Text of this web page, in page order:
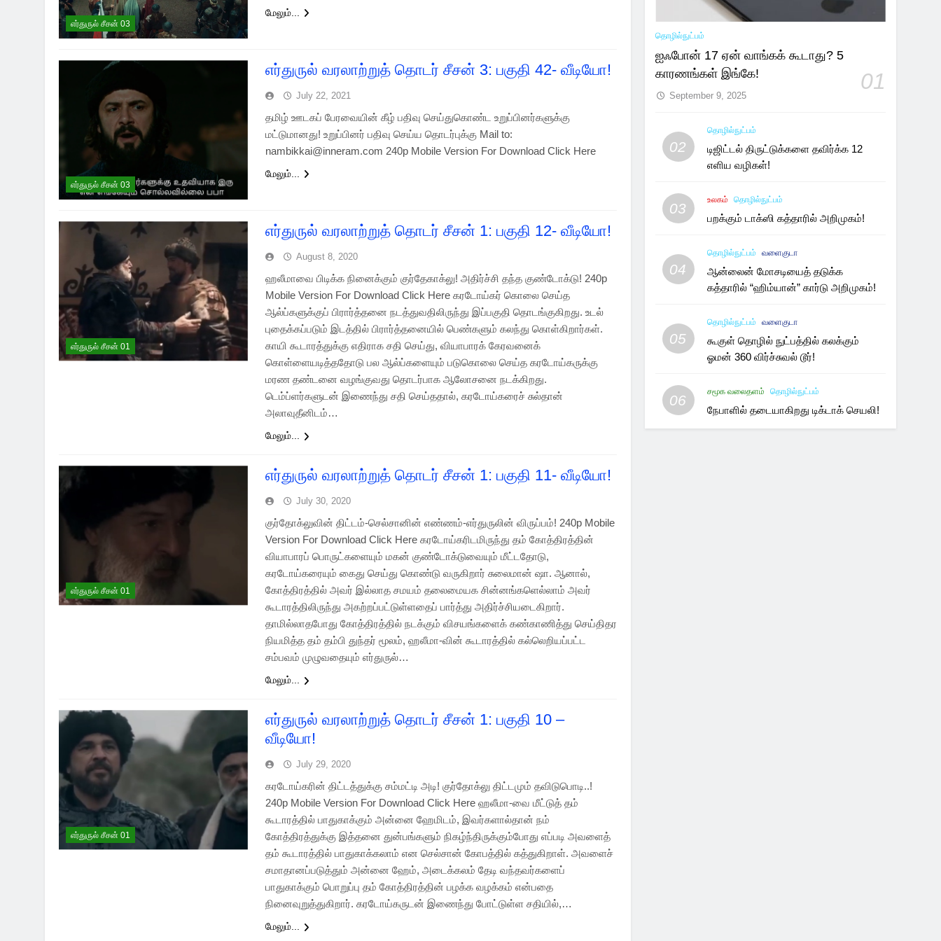
எர்துருல் சீசன் 03
மேலும்...
எர்துருல் சீசன் 03
எர்துருல் வரலாற்றுத் தொடர் சீசன் 3: பகுதி 42- வீடியோ!
July 22, 2021
தமிழ் ஊடகப் பேரவையின் கீழ் பதிவு செய்துகொண்ட உறுப்பினர்களுக்கு
மட்டுமானது! உறுப்பினர் பதிவு செய்ய தொடர்புக்கு Mail to:
nambikkai@inneram.com 240p Mobile Version For Download Click Here
மேலும்...
எர்துருல் சீசன் 01
எர்துருல் வரலாற்றுத் தொடர் சீசன் 1: பகுதி 12- வீடியோ!
August 8, 2020
ஹலீமாவை பிடிக்க நினைக்கும் குர்தேகாக்லு! அதிர்ச்சி தந்த குண்டோக்டு! 240p
Mobile Version For Download Click Here கரடோய்கர் கொலை செய்த
ஆல்ப்களுக்குப் பிரார்த்தனை நடத்துவதிலிருந்து இப்பகுதி தொடங்குகிறது. உடல்
புதைக்கப்படும் இடத்தில் பிரார்த்தனையில் பெண்களும் கலந்து கொள்கிறார்கள்.
காயி கூடாரத்துக்கு எதிராக சதி செய்து, வியாபாரக் கேரவனைக்
கொள்ளையடித்ததோடு பல ஆல்ப்களையும் படுகொலை செய்த கரடோய்கருக்கு
மரண தண்டனை வழங்குவது தொடர்பாக ஆலோசனை நடக்கிறது.
டெம்ப்ளர்களுடன் இணைந்து சதி செய்ததால், கரடோய்கரைச் சுல்தான்
அலாவுதீனிடம்…
மேலும்...
எர்துருல் சீசன் 01
எர்துருல் வரலாற்றுத் தொடர் சீசன் 1: பகுதி 11- வீடியோ!
July 30, 2020
குர்தோக்லுவின் திட்டம்-செல்சானின் எண்ணம்-எர்துருலின் விருப்பம்! 240p Mobile
Version For Download Click Here கரடோய்கரிடமிருந்து தம் கோத்திரத்தின்
வியாபாரப் பொருட்களையும் மகன் குண்டோக்டுவையும் மீட்டதோடு,
கரடோய்கரையும் கைது செய்து கொண்டு வருகிறார் சுலைமான் ஷா. ஆனால்,
கோத்திரத்தில் அவர் இல்லாத சமயம் தலைமையக சின்னங்களெல்லாம் அவர்
கூடாரத்திலிருந்து அகற்றப்பட்டுள்ளதைப் பார்த்து அதிர்ச்சியடைகிறார்.
தாமில்லாதபோது கோத்திரத்தில் நடக்கும் விசயங்களைக் கண்காணித்து செய்திதர
நியமித்த தம் தம்பி துந்தர் மூலம், ஹலீமா-வின் கூடாரத்தில் கல்லெறியப்பட்ட
சம்பவம் முழுவதையும் எர்துருல்…
மேலும்...
எர்துருல் சீசன் 01
எர்துருல் வரலாற்றுத் தொடர் சீசன் 1: பகுதி 10 –
வீடியோ!
July 29, 2020
கரடோய்கரின் திட்டத்துக்கு சம்மட்டி அடி! குர்தோக்லு திட்டமும் தவிடுபொடி..!
240p Mobile Version For Download Click Here ஹலீமா-வை மீட்டுத் தம்
கூடாரத்தில் பாதுகாக்கும் அன்னை ஹேமிடம், இவர்களால்தான் நம்
கோத்திரத்துக்கு இத்தனை துன்பங்களும் நிகழ்ந்திருக்கும்போது எப்படி அவளைத்
தம் கூடாரத்தில் பாதுகாக்கலாம் என செல்சான் கோபத்தில் கத்துகிறாள். அவளைச்
சமாதானப்படுத்தும் அன்னை ஹேம், அடைக்கலம் தேடி வந்தவர்களைப்
பாதுகாக்கும் பொறுப்பு தம் கோத்திரத்தின் பழக்க வழக்கம் என்பதை
நினைவுறுத்துகிறார். கரடோய்கருடன் இணைந்து போட்டுள்ள சதியில்,…
மேலும்...
தொழில்நுட்பம்
ஐஃபோன் 17 ஏன் வாங்கக் கூடாது? 5
காரணங்கள் இங்கே!
01
September 9, 2025
02
தொழில்நுட்பம்
டிஜிட்டல் திருட்டுக்களை தவிர்க்க 12
எளிய வழிகள்!
03
உலகம் தொழில்நுட்பம்
பறக்கும் டாக்ஸி கத்தாரில் அறிமுகம்!
04
தொழில்நுட்பம் வளைகுடா
ஆன்லைன் மோசடியைத் தடுக்க
கத்தாரில் “ஹிம்யான்” கார்டு அறிமுகம்!
05
தொழில்நுட்பம் வளைகுடா
கூகுள் தொழில் நுட்பத்தில் கலக்கும்
ஓமன் 360 விர்ச்சுவல் டூர்!
06
சமூக வலைதளம் தொழில்நுட்பம்
நேபாளில் தடையாகிறது டிக்டாக் செயலி!